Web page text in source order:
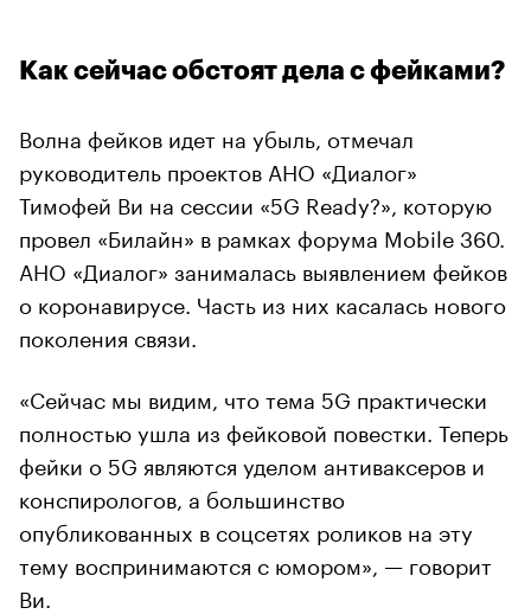
Как сейчас обстоят дела с фейками?
Волна фейков идет на убыль, отмечал
руководитель проектов АНО «Диалог»
Тимофей Ви на сессии «5G Ready?», которую
провел «Билайн» в рамках форума Mobile 360.
АНО «Диалог» занималась выявлением фейков
о коронавирусе. Часть из них касалась нового
поколения связи.
«Сейчас мы видим, что тема 5G практически
полностью ушла из фейковой повестки. Теперь
фейки о 5G являются уделом антиваксеров и
конспирологов, а большинство
опубликованных в соцсетях роликов на эту
тему воспринимаются с юмором», — говорит
Ви.